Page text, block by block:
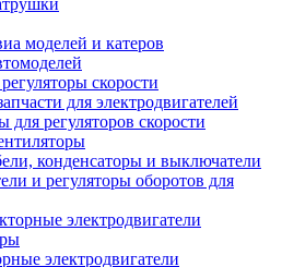
моделей и катеров
скорости
для электродвигателей
регуляторов скорости
конденсаторы и выключатели
и регуляторы оборотов для
электродвигатели
электродвигатели